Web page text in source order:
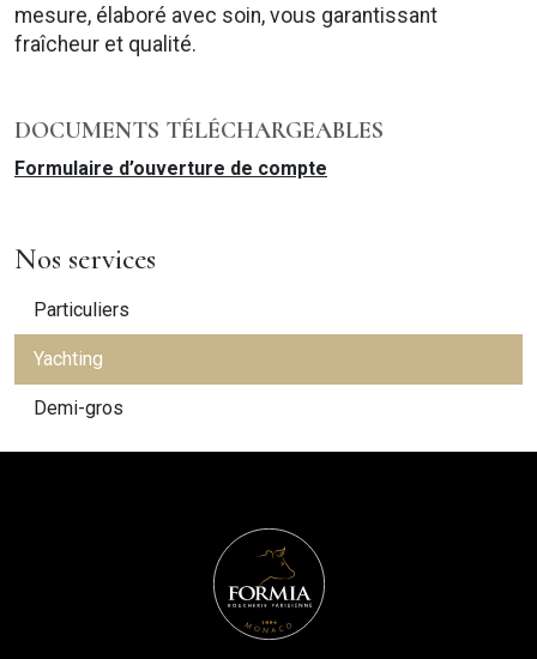
mesure, élaboré avec soin, vous garantissant
fraîcheur et qualité.
DOCUMENTS TÉLÉCHARGEABLES
Formulaire d’ouverture de compte
Nos services
Particuliers
Yachting
Demi-gros